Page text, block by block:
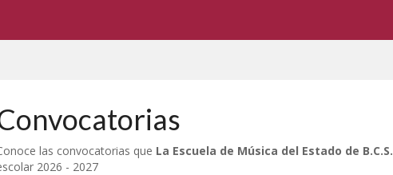
las convocatorias que La Escuela de Música del Estado de B.C.S.
2026 - 2027